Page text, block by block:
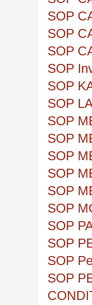
SOP
SOP
SOP
SOP
SOP
SOP
SOP
SOP
SOP
SOP
SOP
SOP
SOP
SOP
SOP
SOP